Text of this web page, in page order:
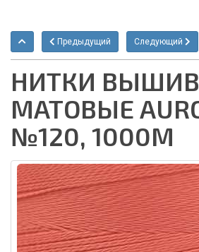
Предыдущий Следующий
НИТКИ
МАТОВЫЕ
№120, 1000М